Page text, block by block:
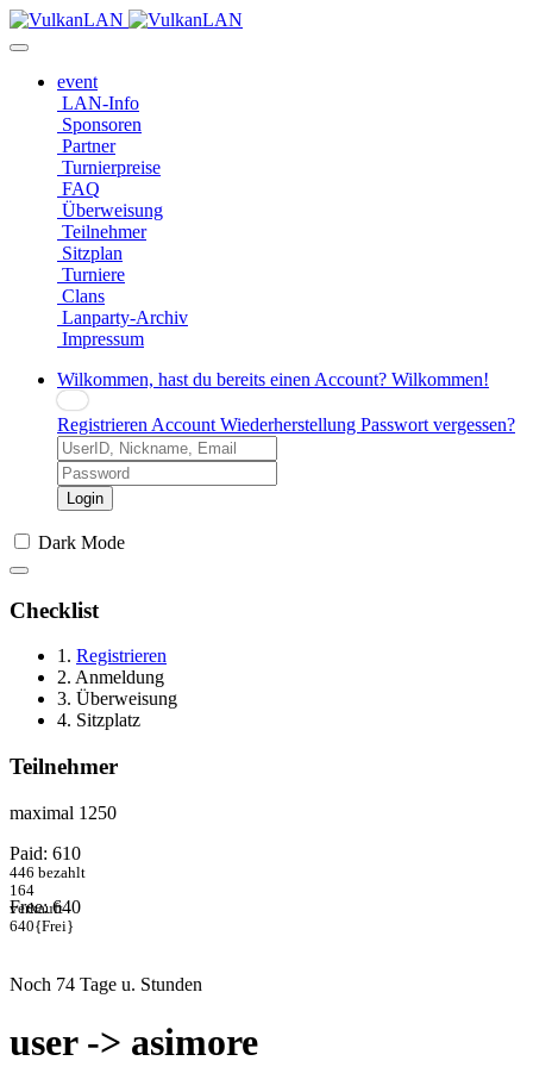
event
LAN-Info
Sponsoren
Partner
Turnierpreise
FAQ
Überweisung
Teilnehmer
Sitzplan
Turniere
Clans
Lanparty-Archiv
Impressum
Wilkommen, hast du bereits einen Account? Wilkommen!
Registrieren Account Wiederherstellung Passwort vergessen?
Login
Dark Mode
Checklist
1. Registrieren
2. Anmeldung
3. Überweisung
4. Sitzplatz
Teilnehmer
maximal 1250
Paid: 610
446 bezahlt
164
verkauft
Free: 640
640{Frei}
Noch 74 Tage u. Stunden
user -> asimore